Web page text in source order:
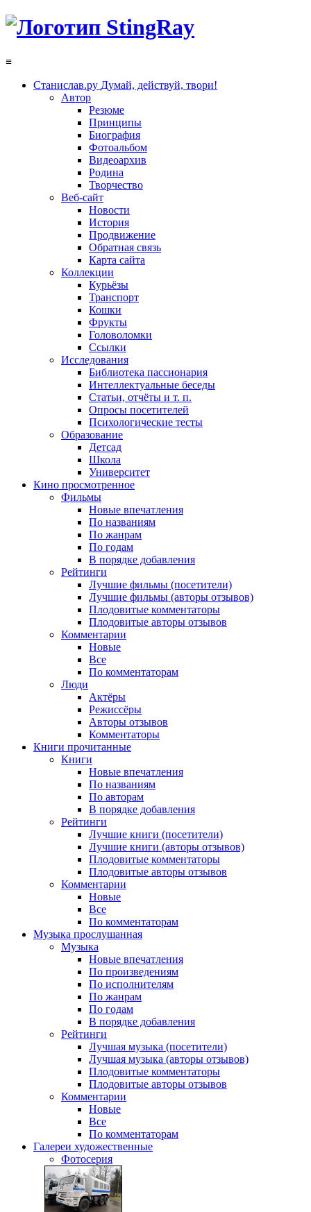
≡
Станислав.ру Думай, действуй, твори!
Автор
Резюме
Принципы
Биография
Фотоальбом
Видеоархив
Родина
Творчество
Веб-сайт
Новости
История
Продвижение
Обратная связь
Карта сайта
Коллекции
Курьёзы
Транспорт
Кошки
Фрукты
Головоломки
Ссылки
Исследования
Библиотека пассионария
Интеллектуальные беседы
Статьи, отчёты и т. п.
Опросы посетителей
Психологические тесты
Образование
Детсад
Школа
Университет
Кино просмотренное
Фильмы
Новые впечатления
По названиям
По жанрам
По годам
В порядке добавления
Рейтинги
Лучшие фильмы (посетители)
Лучшие фильмы (авторы отзывов)
Плодовитые комментаторы
Плодовитые авторы отзывов
Комментарии
Новые
Все
По комментаторам
Люди
Актёры
Режиссёры
Авторы отзывов
Комментаторы
Книги прочитанные
Книги
Новые впечатления
По названиям
По авторам
В порядке добавления
Рейтинги
Лучшие книги (посетители)
Лучшие книги (авторы отзывов)
Плодовитые комментаторы
Плодовитые авторы отзывов
Комментарии
Новые
Все
По комментаторам
Музыка прослушанная
Музыка
Новые впечатления
По произведениям
По исполнителям
По жанрам
По годам
В порядке добавления
Рейтинги
Лучшая музыка (посетители)
Лучшая музыка (авторы отзывов)
Плодовитые комментаторы
Плодовитые авторы отзывов
Комментарии
Новые
Все
По комментаторам
Галереи художественные
Фотосерия